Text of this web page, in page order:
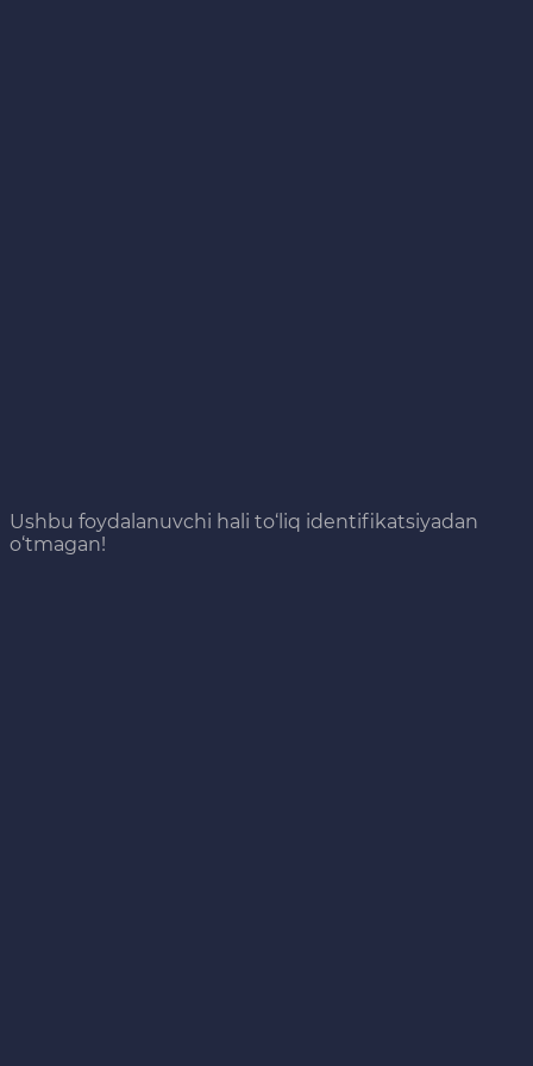
Ushbu foydalanuvchi hali to‘liq identifikatsiyadan
o‘tmagan!